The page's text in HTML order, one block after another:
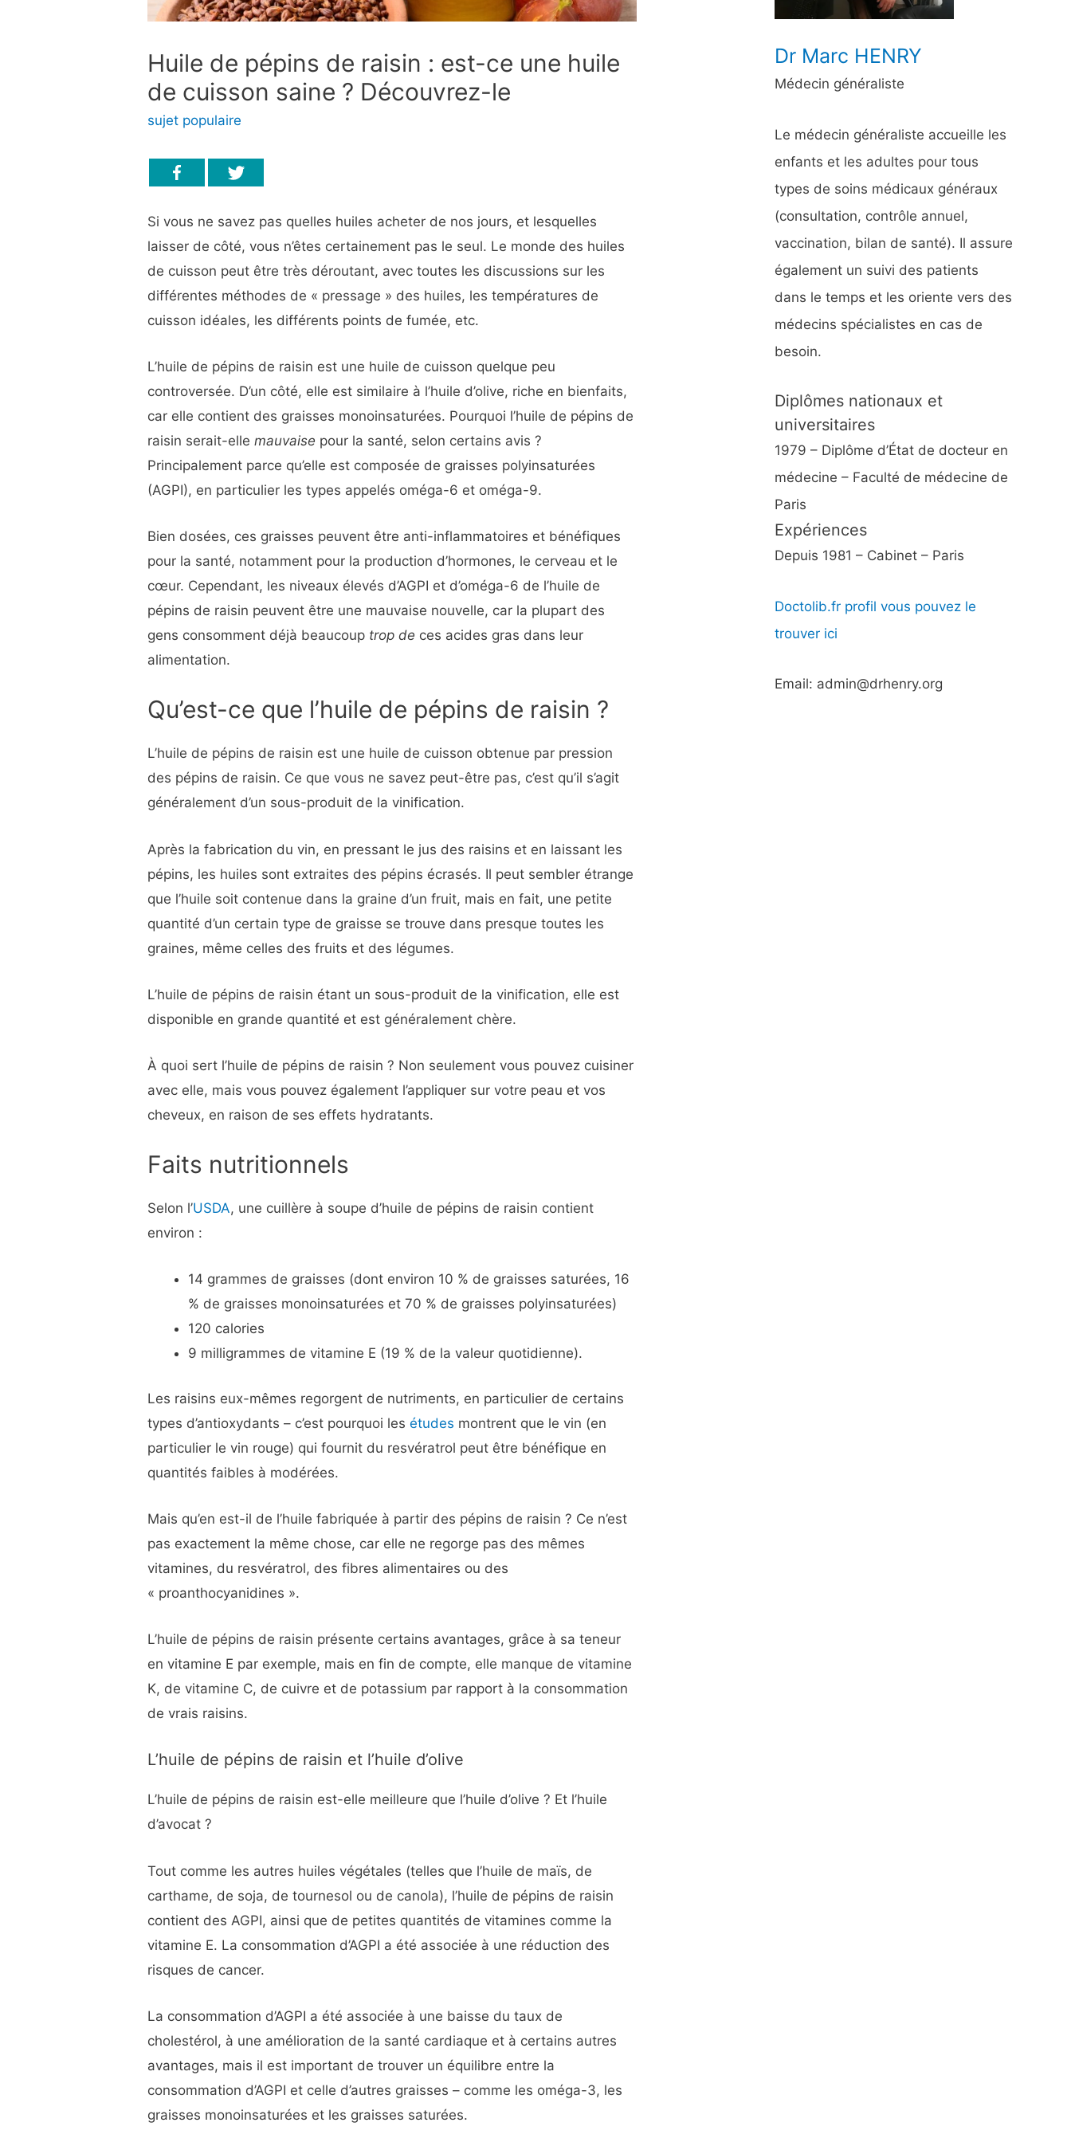
Huile de pépins de raisin : est-ce une huile
de cuisson saine ? Découvrez-le
sujet populaire
Si vous ne savez pas quelles huiles acheter de nos jours, et lesquelles
laisser de côté, vous n’êtes certainement pas le seul. Le monde des huiles
de cuisson peut être très déroutant, avec toutes les discussions sur les
différentes méthodes de « pressage » des huiles, les températures de
cuisson idéales, les différents points de fumée, etc.
L’huile de pépins de raisin est une huile de cuisson quelque peu
controversée. D’un côté, elle est similaire à l’huile d’olive, riche en bienfaits,
car elle contient des graisses monoinsaturées. Pourquoi l’huile de pépins de
raisin serait-ellemauvaise pour la santé, selon certains avis ?
Principalement parce qu’elle est composée de graisses polyinsaturées
(AGPI), en particulier les types appelés oméga-6 et oméga-9.
Bien dosées, ces graisses peuvent être anti-inflammatoires et bénéfiques
pour la santé, notamment pour la production d’hormones, le cerveau et le
cœur. Cependant, les niveaux élevés d’AGPI et d’oméga-6 de l’huile de
pépins de raisin peuvent être une mauvaise nouvelle, car la plupart des
gens consomment déjà beaucoup trop de ces acides gras dans leur
alimentation.
Qu’est-ce que l’huile de pépins de raisin ?
L’huile de pépins de raisin est une huile de cuisson obtenue par pression
des pépins de raisin. Ce que vous ne savez peut-être pas, c’est qu’il s’agit
généralement d’un sous-produit de la vinification.
Après la fabrication du vin, en pressant le jus des raisins et en laissant les
pépins, les huiles sont extraites des pépins écrasés. Il peut sembler étrange
que l’huile soit contenue dans la graine d’un fruit, mais en fait, une petite
quantité d’un certain type de graisse se trouve dans presque toutes les
graines, même celles des fruits et des légumes.
L’huile de pépins de raisin étant un sous-produit de la vinification, elle est
disponible en grande quantité et est généralement chère.
À quoi sert l’huile de pépins de raisin ? Non seulement vous pouvez cuisiner
avec elle, mais vous pouvez également l’appliquer sur votre peau et vos
cheveux, en raison de ses effets hydratants.
Faits nutritionnels
Selon l’USDA, une cuillère à soupe d’huile de pépins de raisin contient
environ :
14 grammes de graisses (dont environ 10 % de graisses saturées, 16
% de graisses monoinsaturées et 70 % de graisses polyinsaturées)
120 calories
9 milligrammes de vitamine E (19 % de la valeur quotidienne).
Les raisins eux-mêmes regorgent de nutriments, en particulier de certains
types d’antioxydants – c’est pourquoi lesétudes montrent que le vin (en
particulier le vin rouge) qui fournit du resvératrol peut être bénéfique en
quantités faibles à modérées.
Mais qu’en est-il de l’huile fabriquée à partir des pépins de raisin ? Ce n’est
pas exactement la même chose, car elle ne regorge pas des mêmes
vitamines, du resvératrol, des fibres alimentaires ou des
« proanthocyanidines ».
L’huile de pépins de raisin présente certains avantages, grâce à sa teneur
en vitamine E par exemple, mais en fin de compte, elle manque de vitamine
K, de vitamine C, de cuivre et de potassium par rapport à la consommation
de vrais raisins.
L’huile de pépins de raisin et l’huile d’olive
L’huile de pépins de raisin est-elle meilleure que l’huile d’olive ? Et l’huile
d’avocat ?
Tout comme les autres huiles végétales (telles que l’huile de maïs, de
carthame, de soja, de tournesol ou de canola), l’huile de pépins de raisin
contient des AGPI, ainsi que de petites quantités de vitamines comme la
vitamine E. La consommation d’AGPI a été associée à une réduction des
risques de cancer.
La consommation d’AGPI a été associée à une baisse du taux de
cholestérol, à une amélioration de la santé cardiaque et à certains autres
avantages, mais il est important de trouver un équilibre entre la
consommation d’AGPI et celle d’autres graisses – comme les oméga-3, les
graisses monoinsaturées et les graisses saturées.
Dr Marc HENRY
Médecin généraliste
Le médecin généraliste accueille les
enfants et les adultes pour tous
types de soins médicaux généraux
(consultation, contrôle annuel,
vaccination, bilan de santé). Il assure
également un suivi des patients
dans le temps et les oriente vers des
médecins spécialistes en cas de
besoin.
Diplômes nationaux et
universitaires
1979 – Diplôme d’État de docteur en
médecine – Faculté de médecine de
Paris
Expériences
Depuis 1981 – Cabinet – Paris
Doctolib.fr profil vous pouvez le
trouver ici
Email: admin@drhenry.org